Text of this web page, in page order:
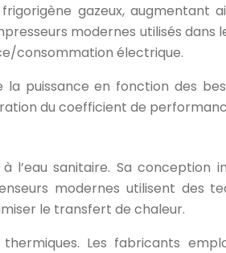
gazeux, augmentant
modernes utilisés
consommation électrique.
puissance en fonction des
du coefficient de
sanitaire. Sa conception
modernes utilisent des
le transfert de chaleur.
Les fabricants